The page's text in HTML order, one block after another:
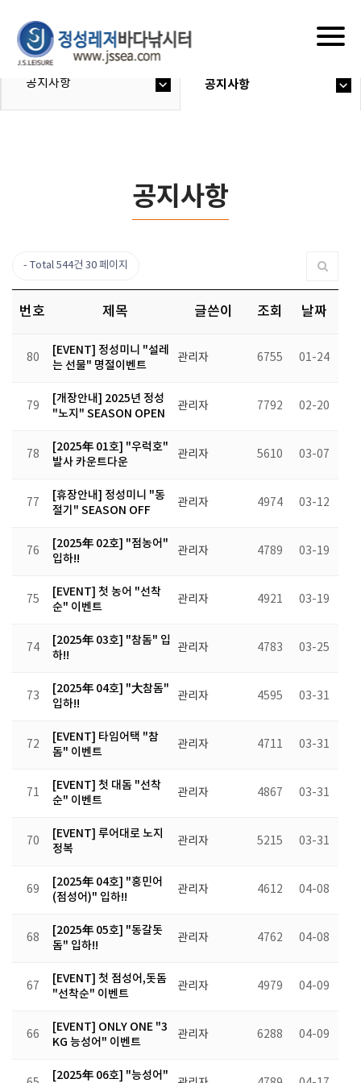
공지사항 공지사항
공지사항
Total 544건 30 페이지
번호 제목 글쓴이 조회 날짜
80
[EVENT] 정성미니 "설레
는 선물" 명절이벤트
관리자 6755 01-24
79
[개장안내] 2025년 정성
"노지" SEASON OPEN
관리자 7792 02-20
78
[2025年 01호] "우럭호"
발사 카운트다운
관리자 5610 03-07
77
[휴장안내] 정성미니 "동
절기" SEASON OFF
관리자 4974 03-12
76
[2025年 02호] "점농어"
입하!!
관리자 4789 03-19
75
[EVENT] 첫 농어 "선착
순" 이벤트
관리자 4921 03-19
74
[2025年 03호] "참돔" 입
하!!
관리자 4783 03-25
73
[2025年 04호] "大참돔"
입하!!
관리자 4595 03-31
72
[EVENT] 타임어택 "참
돔" 이벤트
관리자 4711 03-31
71
[EVENT] 첫 대돔 "선착
순" 이벤트
관리자 4867 03-31
70
[EVENT] 루어대로 노지
정복
관리자 5215 03-31
69
[2025年 04호] "홍민어
(점성어)" 입하!!
관리자 4612 04-08
68
[2025年 05호] "동갈돗
돔" 입하!!
관리자 4762 04-08
67
[EVENT] 첫 점성어,돗돔
"선착순" 이벤트
관리자 4979 04-09
66
[EVENT] ONLY ONE "3
KG 능성어" 이벤트
관리자 6288 04-09
[2025年 06호] "능성어"